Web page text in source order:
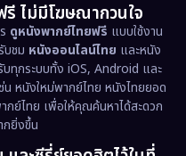
(61)
(218)
(36)
ไม่มีโฆษณากวนใจ
ดูหนังพากย์ไทยฟรี แบบใช้งาน
บชม หนังออนไลน์ไทย และหนัง
ทุกระบบทั้ง iOS, Android และ
หนังใหม่พากย์ไทย หนังไทยยอด
ย์ไทย เพื่อให้คุณค้นหาได้สะดวก
กยิ่งขึ้น